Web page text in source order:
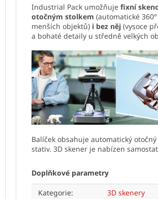
Industrial Pack umožňuje fixní
otočným stolkem (automatické
menších objektů) i bez něj (vysoce
a bohaté detaily u středně velkých
Balíček obsahuje automatický otočný
stativ. 3D skener je nabízen
Doplňkové parametry
Kategorie:
3D skenery